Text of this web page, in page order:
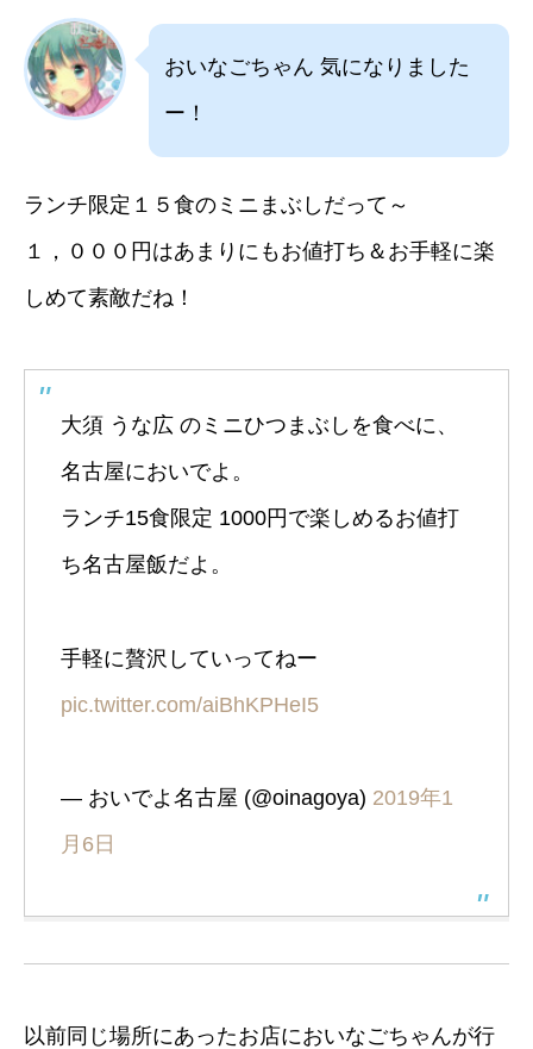
おいなごちゃん 気になりました
ー！
ランチ限定１５食のミニまぶしだって～
１，０００円はあまりにもお値打ち＆お手軽に楽
しめて素敵だね！
大須 うな広 のミニひつまぶしを食べに、
名古屋においでよ。
ランチ15食限定 1000円で楽しめるお値打
ち名古屋飯だよ。
手軽に贅沢していってねー
pic.twitter.com/aiBhKPHeI5
— おいでよ名古屋 (@oinagoya) 2019年1
月6日
以前同じ場所にあったお店においなごちゃんが行